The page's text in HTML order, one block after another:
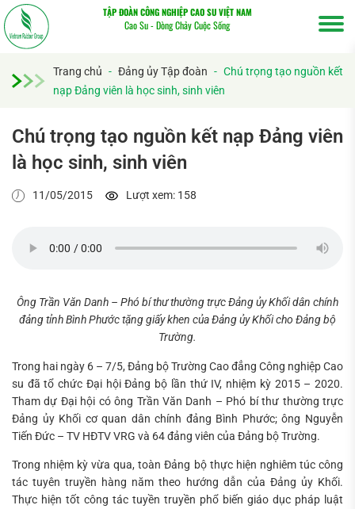
TẬP ĐOÀN CÔNG NGHIỆP CAO SU VIỆT NAM
Cao Su - Dòng Chảy Cuộc Sống
Trang chủ - Đảng ủy Tập đoàn - Chú trọng tạo nguồn kết
nạp Đảng viên là học sinh, sinh viên
Chú trọng tạo nguồn kết nạp Đảng viên
là học sinh, sinh viên
11/05/2015 Lượt xem: 158
Ông Trần Văn Danh – Phó bí thư thường trực Đảng ủy Khối dân chính
đảng tỉnh Bình Phước tặng giấy khen của Đảng ủy Khối cho Đảng bộ
Trường.
Trong hai ngày 6 – 7/5, Đảng bộ Trường Cao đẳng Công nghiệp Cao
su đã tổ chức Đại hội Đảng bộ lần thứ IV, nhiệm kỳ 2015 – 2020.
Tham dự Đại hội có ông Trần Văn Danh – Phó bí thư thường trực
Đảng ủy Khối cơ quan dân chính đảng Bình Phước; ông Nguyễn
Tiến Đức – TV HĐTV VRG và 64 đảng viên của Đảng bộ Trường.
Trong nhiệm kỳ vừa qua, toàn Đảng bộ thực hiện nghiêm túc công
tác tuyên truyền hàng năm theo hướng dẫn của Đảng ủy Khối.
Thực hiện tốt công tác tuyền truyền phổ biến giáo dục pháp luật
Tìm
kiếm...